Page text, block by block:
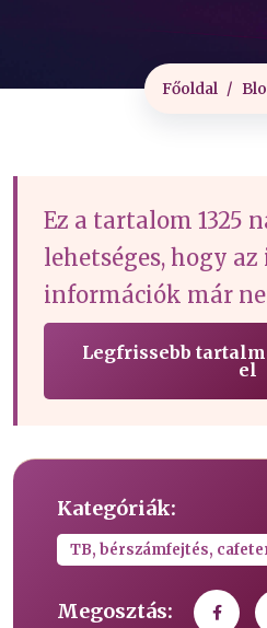
Főoldal
Ez a tartalom 1325
lehetséges, hogy
információk már
Legfrissebb
el
Kategóriák:
TB, bérszámfejtés,
Megosztás: